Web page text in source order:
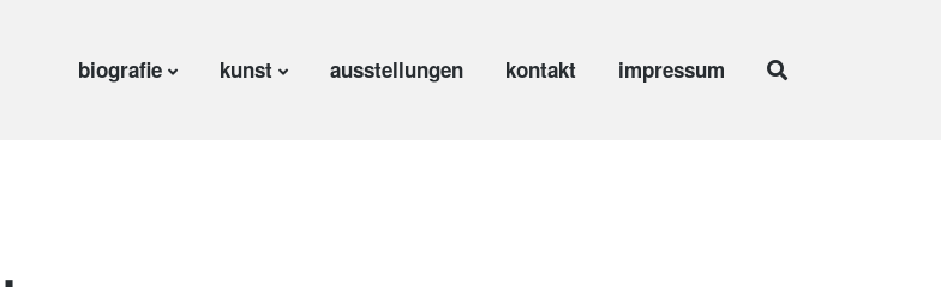
biografie kunst ausstellungen kontakt impressum